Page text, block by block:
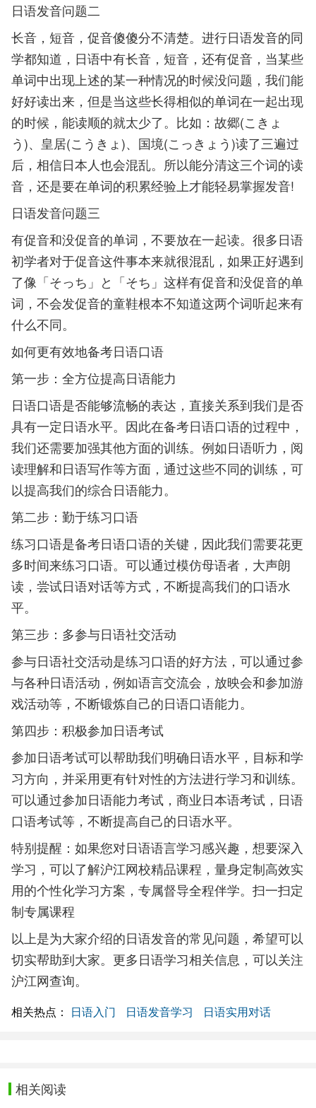
日语发音问题二
长音，短音，促音傻傻分不清楚。进行日语发音的同
学都知道，日语中有长音，短音，还有促音，当某些
单词中出现上述的某一种情况的时候没问题，我们能
好好读出来，但是当这些长得相似的单词在一起出现
的时候，能读顺的就太少了。比如：故郷(こきょ
う)、皇居(こうきょ)、国境(こっきょう)读了三遍过
后，相信日本人也会混乱。所以能分清这三个词的读
音，还是要在单词的积累经验上才能轻易掌握发音!
日语发音问题三
有促音和没促音的单词，不要放在一起读。很多日语
初学者对于促音这件事本来就很混乱，如果正好遇到
了像「そっち」と「そち」这样有促音和没促音的单
词，不会发促音的童鞋根本不知道这两个词听起来有
什么不同。
如何更有效地备考日语口语
第一步：全方位提高日语能力
日语口语是否能够流畅的表达，直接关系到我们是否
具有一定日语水平。因此在备考日语口语的过程中，
我们还需要加强其他方面的训练。例如日语听力，阅
读理解和日语写作等方面，通过这些不同的训练，可
以提高我们的综合日语能力。
第二步：勤于练习口语
练习口语是备考日语口语的关键，因此我们需要花更
多时间来练习口语。可以通过模仿母语者，大声朗
读，尝试日语对话等方式，不断提高我们的口语水
平。
第三步：多参与日语社交活动
参与日语社交活动是练习口语的好方法，可以通过参
与各种日语活动，例如语言交流会，放映会和参加游
戏活动等，不断锻炼自己的日语口语能力。
第四步：积极参加日语考试
参加日语考试可以帮助我们明确日语水平，目标和学
习方向，并采用更有针对性的方法进行学习和训练。
可以通过参加日语能力考试，商业日本语考试，日语
口语考试等，不断提高自己的日语水平。
特别提醒：如果您对日语语言学习感兴趣，想要深入
学习，可以了解沪江网校精品课程，量身定制高效实
用的个性化学习方案，专属督导全程伴学。扫一扫定
制专属课程
以上是为大家介绍的日语发音的常见问题，希望可以
切实帮助到大家。更多日语学习相关信息，可以关注
沪江网查询。
相关热点： 日语入门 日语发音学习 日语实用对话
相关阅读